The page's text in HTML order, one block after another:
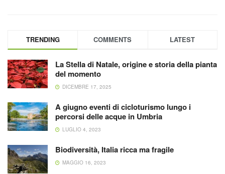
TRENDING COMMENTS LATEST
La Stella di Natale, origine e storia della pianta
del momento
DICEMBRE 17, 2025
A giugno eventi di cicloturismo lungo i
percorsi delle acque in Umbria
LUGLIO 4, 2023
Biodiversità, Italia ricca ma fragile
MAGGIO 16, 2023